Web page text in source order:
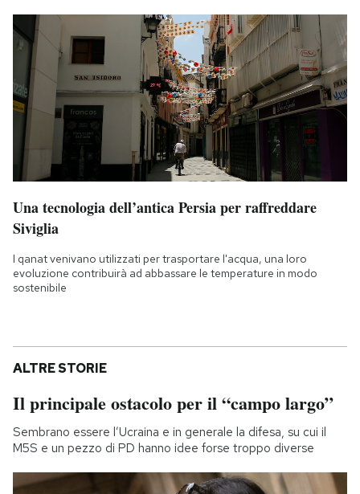
Una tecnologia dell’antica Persia per raffreddare
Siviglia
I qanat venivano utilizzati per trasportare l'acqua, una loro
evoluzione contribuirà ad abbassare le temperature in modo
sostenibile
ALTRE STORIE
Il principale ostacolo per il “campo largo”
Sembrano essere l’Ucraina e in generale la difesa, su cui il
M5S e un pezzo di PD hanno idee forse troppo diverse